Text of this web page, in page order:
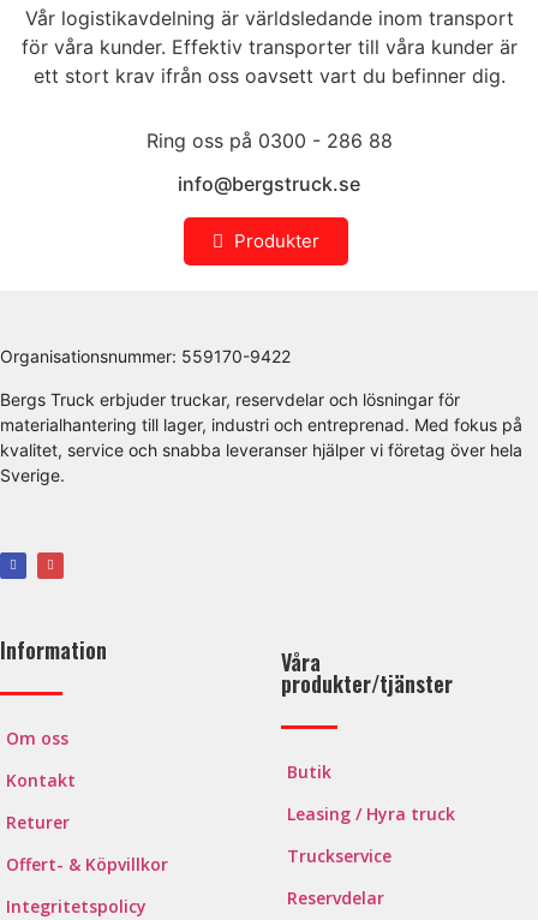
Vår logistikavdelning är världsledande inom transport
för våra kunder. Effektiv transporter till våra kunder är
ett stort krav ifrån oss oavsett vart du befinner dig.
Ring oss på 0300 - 286 88
info@bergstruck.se
Produkter
Organisationsnummer: 559170-9422
Bergs Truck erbjuder truckar, reservdelar och lösningar för
materialhantering till lager, industri och entreprenad. Med fokus på
kvalitet, service och snabba leveranser hjälper vi företag över hela
Sverige.
Information
Om oss
Kontakt
Returer
Offert- & Köpvillkor
Integritetspolicy
Våra
produkter/tjänster
Butik
Leasing / Hyra truck
Truckservice
Reservdelar